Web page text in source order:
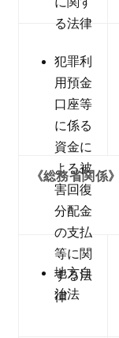
る法律
犯罪利
用預金
口座等
に係る
資金に
よる被
害回復
分配金
の支払
等に関
する法
律
《総務省関係》
地方自
治法